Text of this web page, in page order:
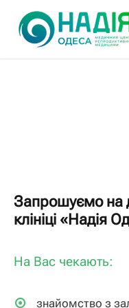
Запрошуємо на
клініці «Надія
На Вас чекають:
знайомство з